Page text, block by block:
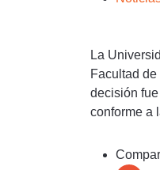
La
Facultad
decisión
conforme a